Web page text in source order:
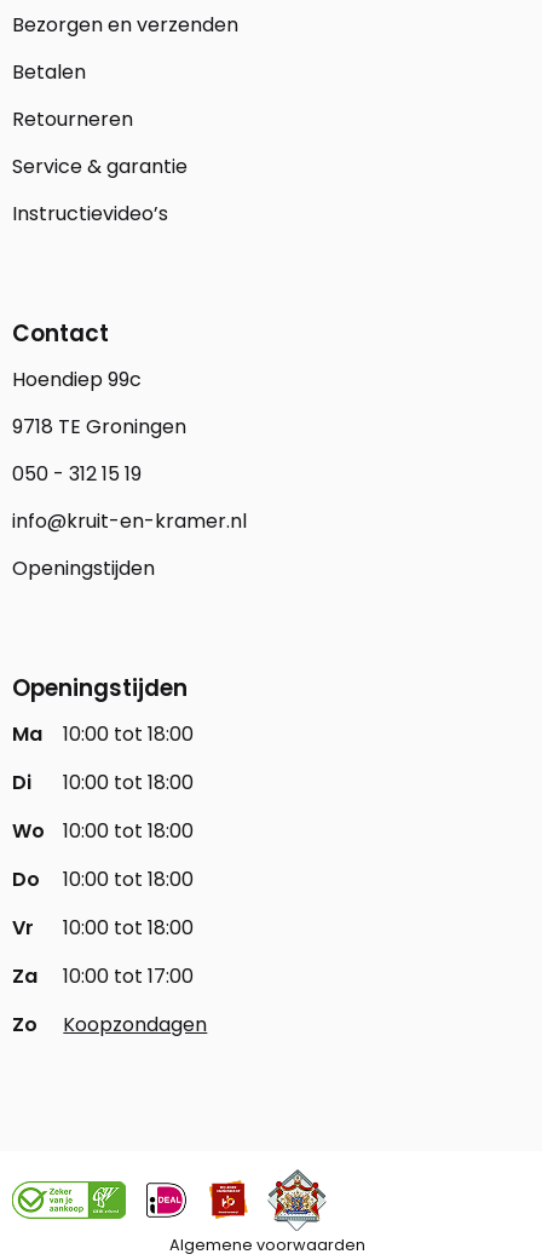
Bezorgen en verzenden
Betalen
Retourneren
Service & garantie
Instructievideo’s
Contact
Hoendiep 99c
9718 TE Groningen
050 - 312 15 19
info@kruit-en-kramer.nl
Openingstijden
Openingstijden
Ma
10:00 tot 18:00
Di
10:00 tot 18:00
Wo
10:00 tot 18:00
Do
10:00 tot 18:00
Vr
10:00 tot 18:00
Za
10:00 tot 17:00
Zo
Koopzondagen
Algemene voorwaarden